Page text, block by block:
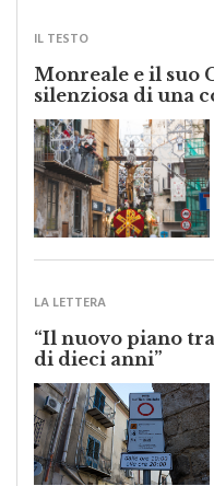
Monreale e il suo
silenziosa di una
“Il nuovo piano
di dieci anni”